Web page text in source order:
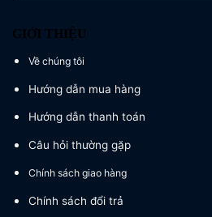
GIỚI THIỆU
Về chúng tôi
Hướng dẫn mua hàng
Hướng dẫn thanh toán
Câu hỏi thường gặp
Chính sách giao hàng
Chính sách đổi trả